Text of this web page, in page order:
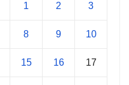
1 2 3
8 9 10
15 16 17